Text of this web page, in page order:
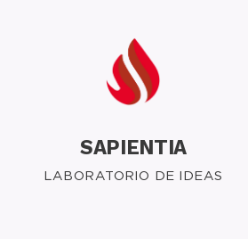
SAPIENTIA
LABORATORIO DE IDEAS